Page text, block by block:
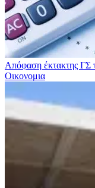
Απόφαση έκτακτης ΓΣ
Οικονομια